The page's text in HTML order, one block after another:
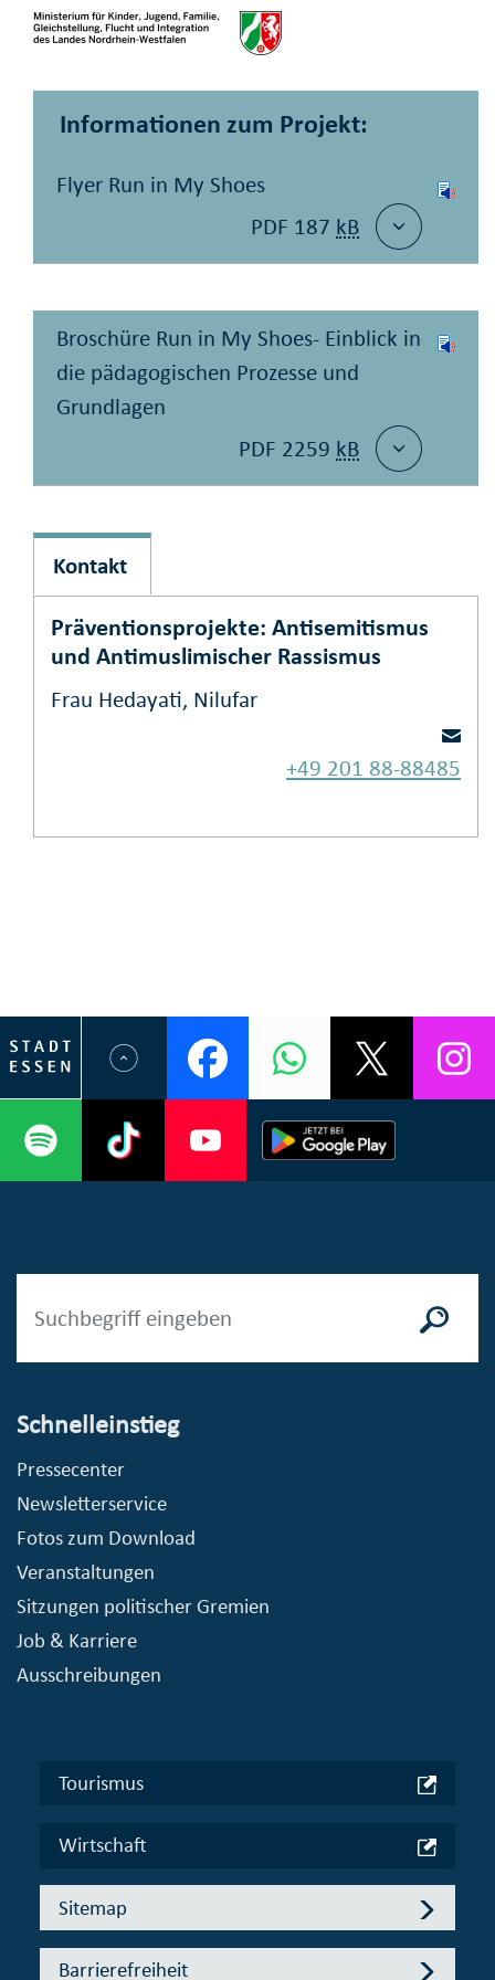
Informationen zum Projekt:
Flyer Run in My Shoes
PDF 187 kB
Broschüre Run in My Shoes- Einblick in
die pädagogischen Prozesse und
Grundlagen
PDF 2259 kB
Kontakt
Präventionsprojekte: Antisemitismus
und Antimuslimischer Rassismus
Frau Hedayati, Nilufar
+49 201 88-88485
Schnelleinstieg
Pressecenter
Newsletterservice
Fotos zum Download
Veranstaltungen
Sitzungen politischer Gremien
Job & Karriere
Ausschreibungen
Tourismus
Wirtschaft
Sitemap
Barrierefreiheit